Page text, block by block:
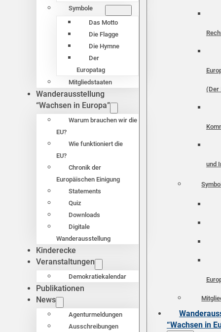
Symbole
Das Motto
Die Flagge
Die Hymne
Der
Europatag
Mitgliedstaaten
Wanderausstellung
“Wachsen in Europa”
Warum brauchen wir die
EU?
Wie funktioniert die
EU?
Chronik der
Europäischen Einigung
Statements
Quiz
Downloads
Digitale
Wanderausstellung
Kinderecke
Veranstaltungen
Demokratiekalendar
Publikationen
News
Agenturmeldungen
Ausschreibungen
(Der
und
“Wachsen in